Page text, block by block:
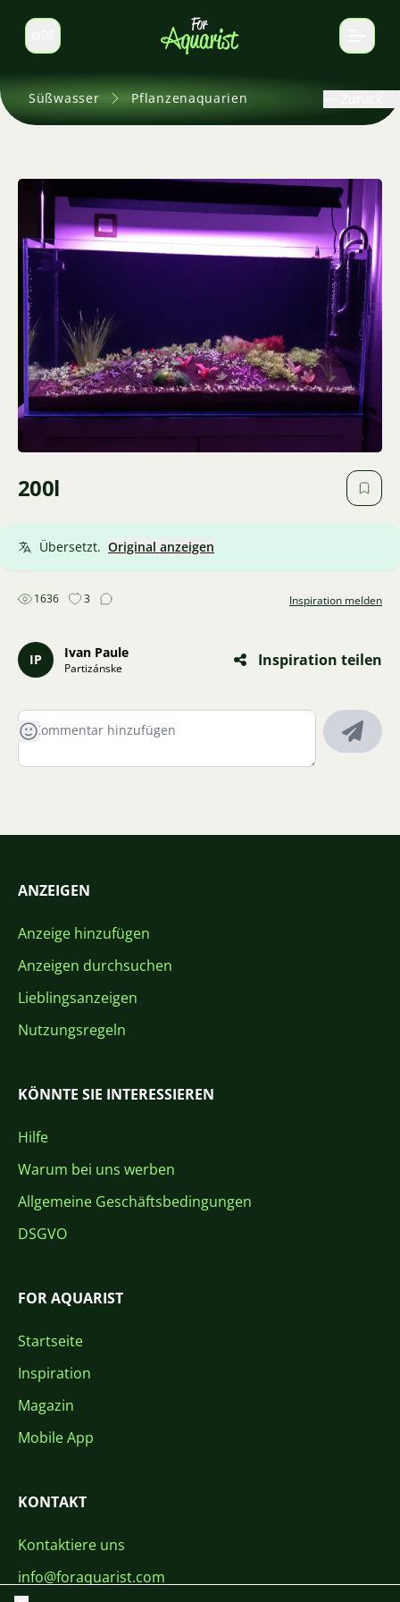
Sprache wechseln
Süßwasser Pflanzenaquarien
200l
Übersetzt. Original anzeigen
1636 3 Inspiration melden
IP Ivan Paule
Partizánske Inspiration teilen
ANZEIGEN
Anzeige hinzufügen
Anzeigen durchsuchen
Lieblingsanzeigen
Nutzungsregeln
KÖNNTE SIE INTERESSIEREN
Hilfe
Warum bei uns werben
Allgemeine Geschäftsbedingungen
DSGVO
FOR AQUARIST
Startseite
Inspiration
Magazin
Mobile App
KONTAKT
Kontaktiere uns
info@foraquarist.com